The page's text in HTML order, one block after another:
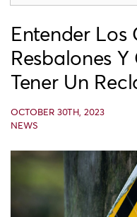
Entender Los
Resbalones
Tener Un
OCTOBER 30TH, 2023
NEWS